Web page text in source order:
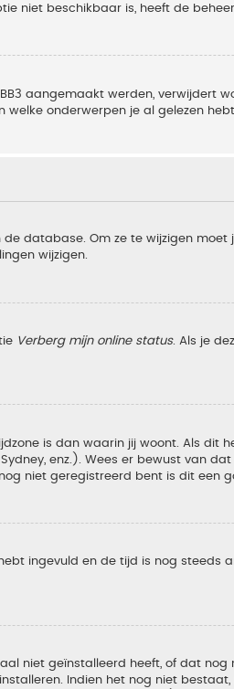
niet beschikbaar is, heeft de
aangemaakt werden, verwijdert
welke onderwerpen je al gelezen hebt.
database. Om ze te wijzigen moet
wijzigen.
Verberg mijn online status. Als je
is dan waarin jij woont. Als dit
enz.). Wees er bewust van
niet geregistreerd bent is dit een
ingevuld en de tijd is nog steeds
niet geïnstalleerd heeft, of dat
Indien het nog niet